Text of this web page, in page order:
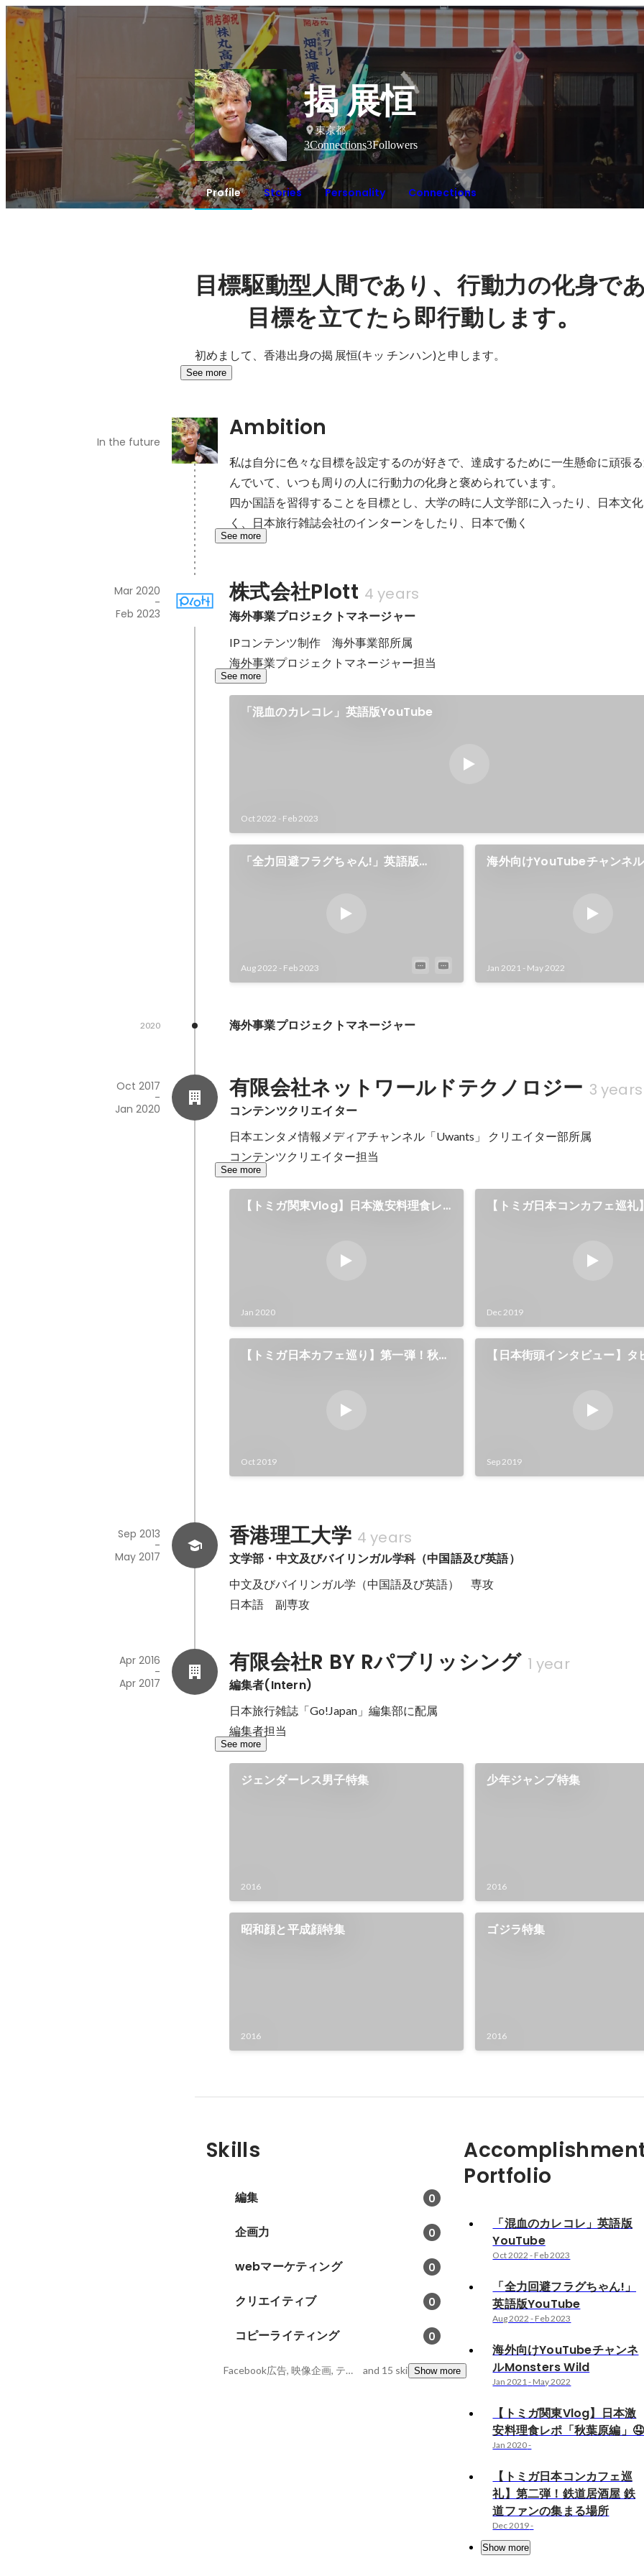
揭 展恒
東京都
3Connections3Followers
Profile Stories Personality Connections
目標駆動型人間であり 、行動力の化身で
目標を立てたら即行動します。
初めまして、香港出身の揭 展恒(キッ チンハン)と申します。
See more
Ambition
In the future
私は自分に色々な目標を設定するのが好きで、達成するために一生懸命に頑張
んでいて、いつも周りの人に行動力の化身と褒められています。
四か国語を習得することを目標とし、大学の時に人文学部に入ったり、日本文
く、日本旅行雑誌会社のインターンをしたり、日本で働く
See more
株式会社Plott 4 years
海外事業プロジェクトマネージャー
Mar 2020
-
Feb 2023
IPコンテンツ制作　海外事業部所属
海外事業プロジェクトマネージャー担当
See more
「混血のカレコレ」英語版YouTube
Oct 2022 - Feb 2023
「全力回避フラグちゃん!」英語版
Aug 2022 - Feb 2023
海外向けYouTubeチャンネル
Jan 2021 - May 2022
海外事業プロジェクトマネージャー
2020
有限会社ネットワールドテクノロジー 3 years
コンテンツクリエイター
Oct 2017
-
Jan 2020
日本エンタメ情報メディアチャンネル「Uwants」 クリエイター部所属
コンテンツクリエイター担当
See more
【トミガ関東Vlog】日本激安料理食レ
Jan 2020
【トミガ日本コンカフェ巡
Dec 2019
【トミガ日本カフェ巡り】第一弾！秋葉
Oct 2019
【日本街頭インタビュー】
Sep 2019
香港理工大学 4 years
文学部・中文及びバイリンガル学科（中国語及び英語）
Sep 2013
-
May 2017
中文及びバイリンガル学（中国語及び英語）　専攻
日本語　副専攻
有限会社R BY Rパブリッシング 1 year
編集者(Intern)
Apr 2016
-
Apr 2017
日本旅行雑誌「Go!Japan」編集部に配属
編集者担当
See more
ジェンダーレス男子特集
2016
少年ジャンプ特集
2016
昭和顔と平成顔特集
2016
ゴジラ特集
2016
Skills
編集 0
企画力 0
webマーケティング 0
クリエイティブ 0
コピーライティング 0
Facebook広告, 映像企画, テレビCM and 15 skillsShow more
Portfolio
「混血のカレコレ」英語版
YouTube
Oct 2022 - Feb 2023
「全力回避フラグちゃん!」
英語版YouTube
Aug 2022 - Feb 2023
海外向けYouTubeチャンネ
ルMonsters Wild
Jan 2021- May 2022
【トミガ関東Vlog】日本激
安料理食レポ「秋葉原編」🤤
Jan 2020-
【トミガ日本コンカフェ巡
礼】第二弾！鉄道居酒屋 鉄
道ファンの集まる場所
Dec 2019-
Show more